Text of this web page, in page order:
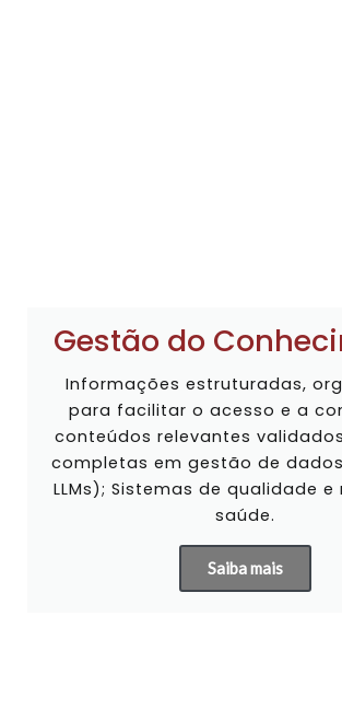
Gestão do
Informações estruturadas,
para facilitar o acesso e a
conteúdos relevantes
completas em gestão de dados
LLMs); Sistemas de qualidade e
saúde.
Saiba mais